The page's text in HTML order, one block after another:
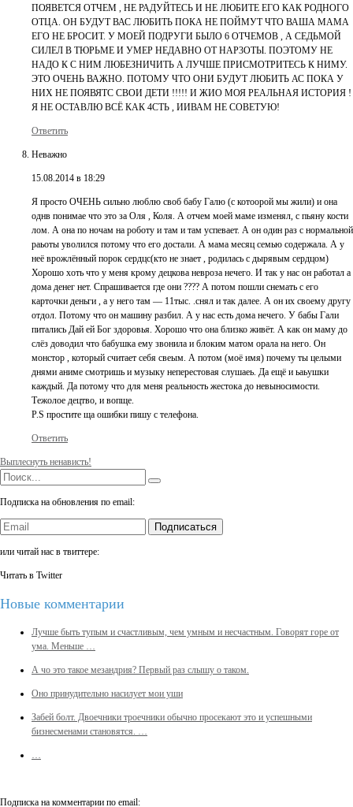
ПОЯВЕТСЯ ОТЧЕМ , НЕ РАДУЙТЕСЬ И НЕ ЛЮБИТЕ ЕГО КАК РОДНОГО
ОТЦА. ОН БУДУТ ВАС ЛЮБИТЬ ПОКА НЕ ПОЙМУТ ЧТО ВАША МАМА
ЕГО НЕ БРОСИТ. У МОЕЙ ПОДРУГИ БЫЛО 6 ОТЧЕМОВ , А СЕДЬМОЙ
СИЛЕЛ В ТЮРЬМЕ И УМЕР НЕДАВНО ОТ НАР3ОТЫ. ПОЭТОМУ НЕ
НАДО К С НИМ ЛЮБЕЗНИЧИТЬ А ЛУЧШЕ ПРИСМОТРИТЕСЬ К НИМУ.
ЭТО ОЧЕНЬ ВАЖНО. ПОТОМУ ЧТО ОНИ БУДУТ ЛЮБИТЬ АС ПОКА У
НИХ НЕ ПОЯВЯТС СВОИ ДЕТИ !!!!! И ЖИО МОЯ РЕАЛЬНАЯ ИСТОРИЯ !
Я НЕ ОСТАВЛЮ ВСЁ КАК 4СТЬ , ИИВАМ НЕ СОВЕТУЮ!
Ответить
Неважно
15.08.2014 в 18:29
Я просто ОЧЕНЬ сильно люблю своб бабу Галю (с котоорой мы жили) и она
однв понимае что это за Оля , Коля. А отчем моей маме изменял, с пьяну кости
лом. А она по ночам на роботу и там и там успевает. А он один раз с нормальной
раьоты уволился потому что его достали. А мама месяц семью содержала. А у
неё врожлённый порок сердцс(кто не знает , родилась с дырявым сердцом)
Хорошо хоть что у меня крому децкова невроза нечего. И так у нас он работал а
дома денег нет. Спрашивается где они ???? А потом пошли снемать с его
карточки деньги , а у него там — 11тыс. .снял и так далее. А он их своему другу
отдол. Потому что он машину разбил. А у нас есть дома нечего. У бабы Гали
питались Дай ей Бог здоровья. Хорошо что она близко живёт. А как он маму до
слёз доводил что бабушка ему звонила и блоким матом орала на него. Он
монстор , который считает себя свеым. А потом (моё имя) почему ты целыми
днями аниме смотришь и музыку неперестовая слушаеь. Да ещё и ьаьушки
каждый. Да потому что для меня реальность жестока до невыносимости.
Тежолое децтво, и вопще.
P.S простите ща ошибки пишу с телефона.
Ответить
Выплеснуть ненависть!
Подписка на обновления по email:
Подписаться
или читай нас в твиттере:
Читать в Twitter
Новые комментарии
Лучше быть тупым и счастливым, чем умным и несчастным. Говорят горе от
ума. Меньше …
А чо это такое мезандрия? Первый раз слышу о таком.
Оно принудительно насилует мои уши
Забей болт. Двоечники троечники обычно просекают это и успешными
бизнесменами становятся. …
…
Подписка на комментарии по email: